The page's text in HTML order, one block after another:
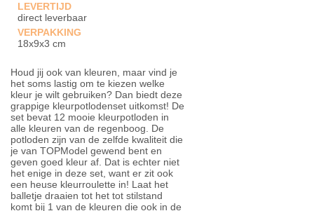
LEVERTIJD
direct leverbaar
VERPAKKING
18x9x3 cm
Houd jij ook van kleuren, maar vind je
het soms lastig om te kiezen welke
kleur je wilt gebruiken? Dan biedt deze
grappige kleurpotlodenset uitkomst! De
set bevat 12 mooie kleurpotloden in
alle kleuren van de regenboog. De
potloden zijn van de zelfde kwaliteit die
je van TOPModel gewend bent en
geven goed kleur af. Dat is echter niet
het enige in deze set, want er zit ook
een heuse kleurroulette in! Laat het
balletje draaien tot het tot stilstand
komt bij 1 van de kleuren die ook in de